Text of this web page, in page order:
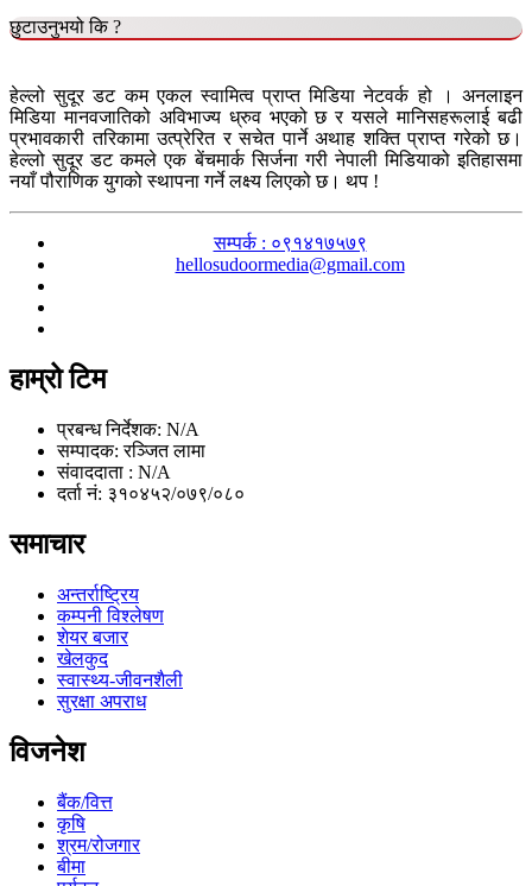
छुटाउनुभयो कि ?
हेल्लो सुदूर डट कम एकल स्वामित्व प्राप्त मिडिया नेटवर्क हो । अनलाइन
मिडिया मानवजातिको अविभाज्य ध्रुव भएको छ र यसले मानिसहरूलाई बढी
प्रभावकारी तरिकामा उत्प्रेरित र सचेत पार्ने अथाह शक्ति प्राप्त गरेको छ।
हेल्लो सुदूर डट कमले एक बेंचमार्क सिर्जना गरी नेपाली मिडियाको इतिहासमा
नयाँ पौराणिक युगको स्थापना गर्ने लक्ष्य लिएको छ। थप !
सम्पर्क : ०९१४१७५७९
hellosudoormedia@gmail.com
हाम्रो टिम
प्रबन्ध निर्देशक: N/A
सम्पादक: रञ्जित लामा
संवाददाता : N/A
दर्ता नं: ३१०४५२/०७९/०८०
समाचार
अन्तर्राष्ट्रिय
कम्पनी विश्लेषण
शेयर बजार
खेलकुद
स्वास्थ्य-जीवनशैली
सुरक्षा अपराध
विजनेश
बैंक/वित्त
कृषि
श्रम/रोजगार
बीमा